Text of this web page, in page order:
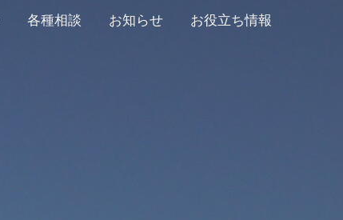
各種相談 お知らせ お役立ち情報